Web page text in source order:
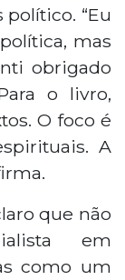
“Eu
mas
obrigado
o livro,
O foco é
A
que não
em
como um